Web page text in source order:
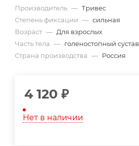
Производитель — Тривес
Степень фиксации — сильная
Возраст — Для взрослых
Часть тела — голеностопный сустав
Страна производства — Россия
4 120 ₽
Нет в наличии